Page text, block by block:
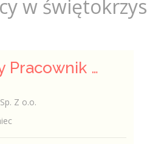
w
Kwalifikowany Pracownik Ochrony z Pozwoleniem na Broń (K/M)
Z o.o.